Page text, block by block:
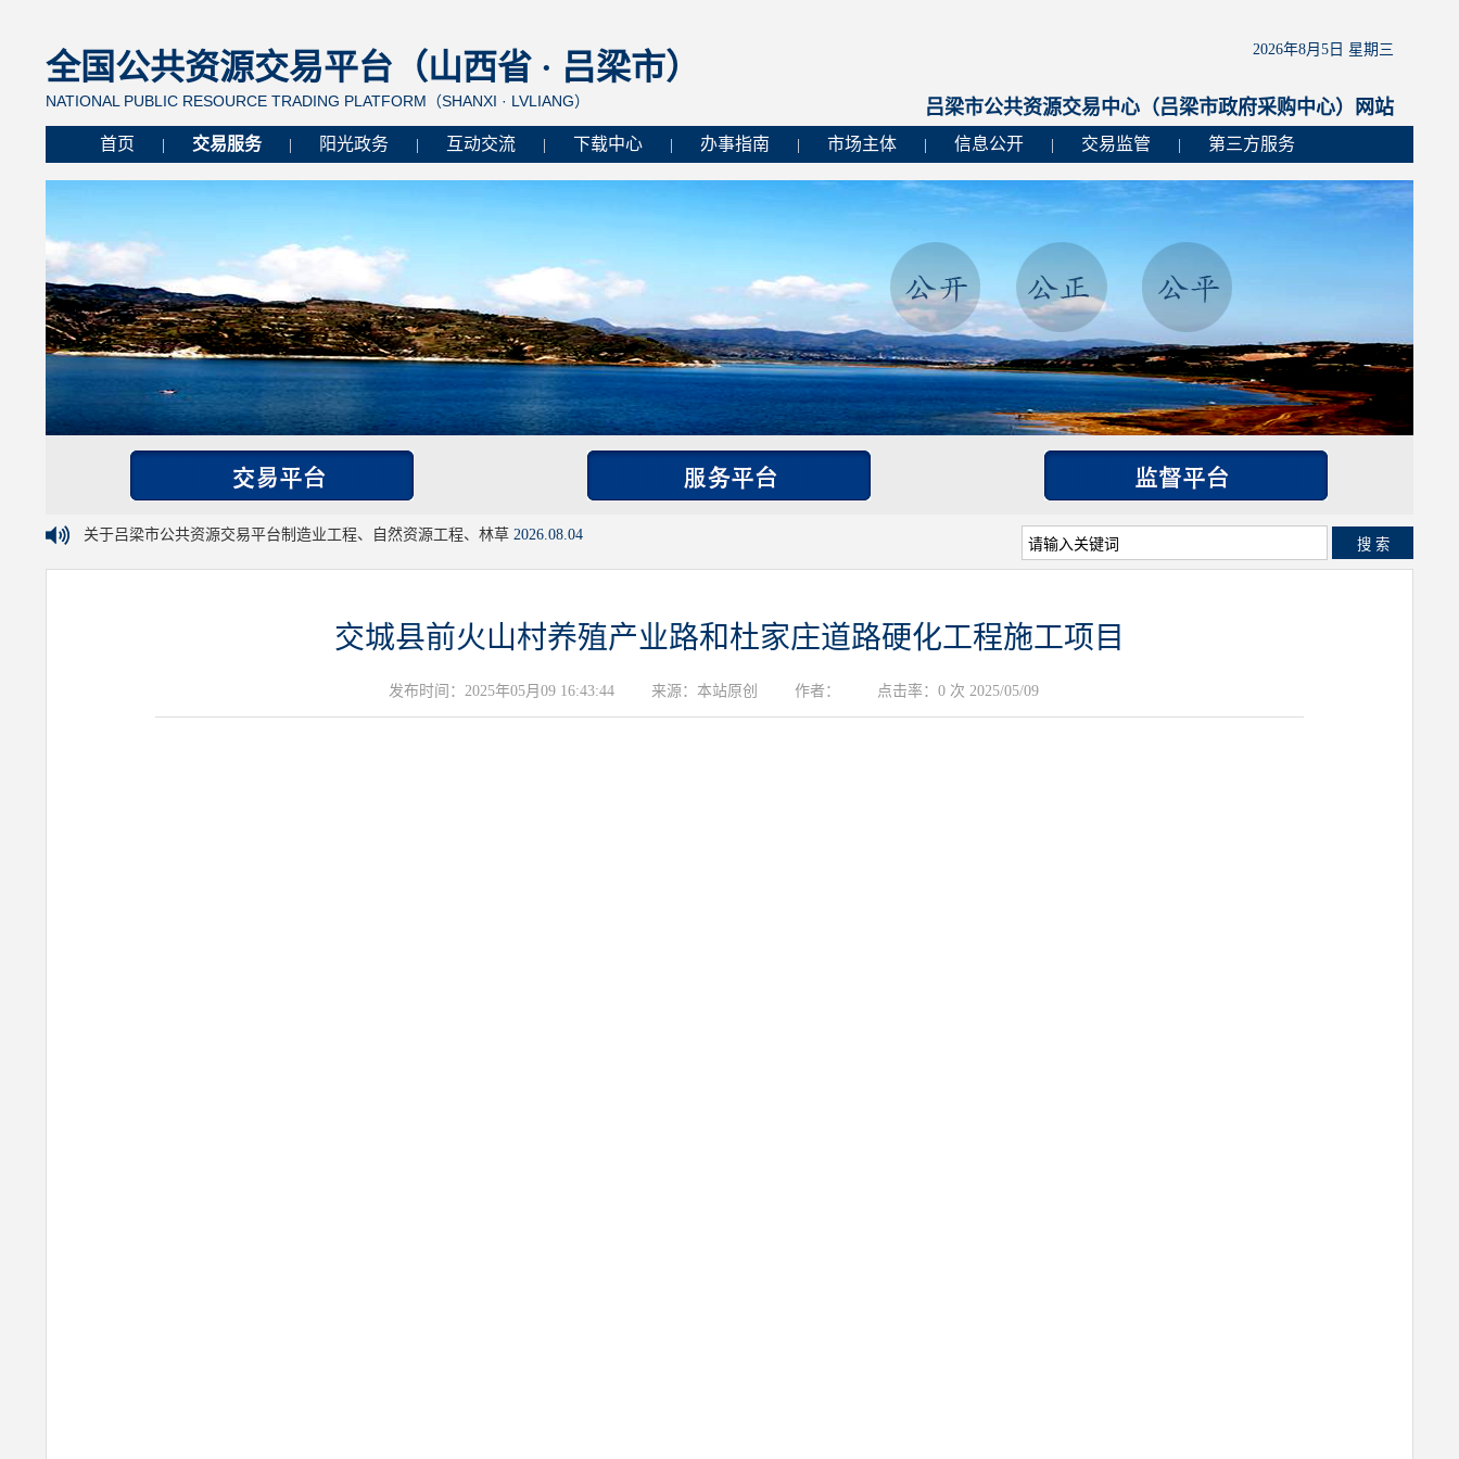
全国公共资源交易平台（山西省 · 吕梁市）
NATIONAL PUBLIC RESOURCE TRADING PLATFORM（SHANXI · LVLIANG）
2026年8月5日 星期三
吕梁市公共资源交易中心（吕梁市政府采购中心）网站
首页 交易服务 阳光政务 互动交流 下载中心 办事指南 市场主体 信息公开 交易监管 第三方服务
关于吕梁市公共资源交易平台制造业工程、自然资源工程、林草 2026.08.04
搜 索
交城县前火山村养殖产业路和杜家庄道路硬化工程施工项目
发布时间：2025年05月09 16:43:44 来源：本站原创 作者： 点击率：0 次 2025/05/09